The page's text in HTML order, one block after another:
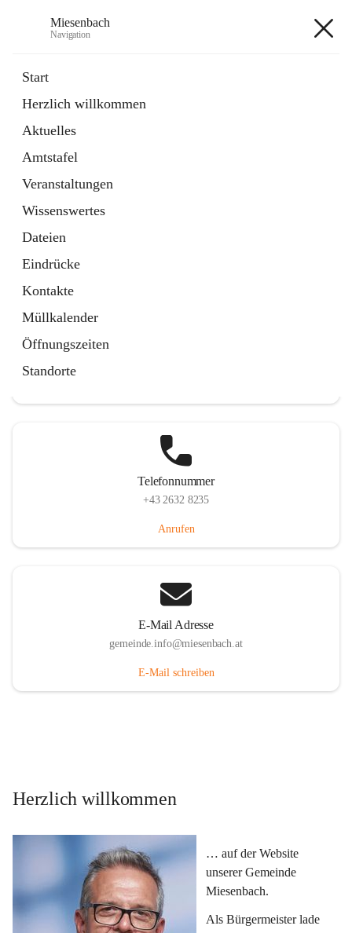
Miesenbach
Navigation
Start
Herzlich willkommen
Aktuelles
Amtstafel
Veranstaltungen
Wissenswertes
Dateien
Eindrücke
Kontakte
Müllkalender
Öffnungszeiten
Standorte
Externe Webseite
in
Tab
Region Schneebergland
Externe Webseite
öffnet
in
neuem
Tab
Telefonnummer
+43 2632 8235
Anrufen
E-Mail Adresse
gemeinde.info@miesenbach.at
E-Mail schreiben
Herzlich willkommen
… auf der Website
unserer Gemeinde
Miesenbach.
Als Bürgermeister lade